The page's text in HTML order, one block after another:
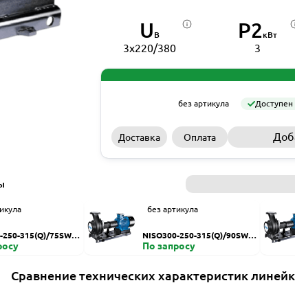
U В
3x220/380
P2кВт
3
без артикула Доступен
Доставка Оплата
250-315(Q)/75SWH
без артикула
NISO300-250-315(Q)/90SWH
ZDI
По запросу
Сравнение технических характеристик